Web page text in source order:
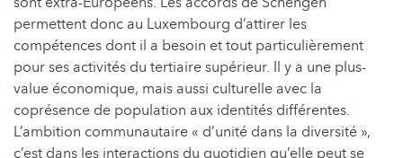
permettent donc au Luxembourg d’attirer les
compétences dont il a besoin et tout particulièrement
pour ses activités du tertiaire supérieur. Il y a une plus-
value économique, mais aussi culturelle avec la
coprésence de population aux identités différentes.
L’ambition communautaire « d’unité dans la diversité »,
c’est dans les interactions du quotidien qu’elle peut se